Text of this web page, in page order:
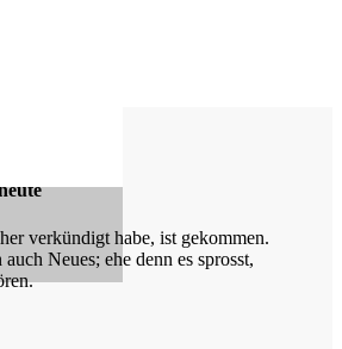
verkündigt habe, ist gekommen.
Neues; ehe denn es sprosst,